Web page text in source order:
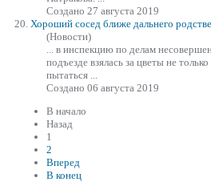
Создано 27 августа 2019
20. Хороший сосед ближе дальнего
(Новости)
... в инспекцию по делам
подъезде взялась за цветы не
пытаться ...
Создано 06 августа 2019
В начало
Назад
1
2
Вперед
В конец